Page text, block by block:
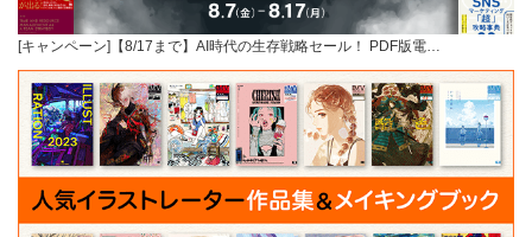
[キャンペーン]【8/17まで】AI時代の生存戦略セール！ PDF版電…